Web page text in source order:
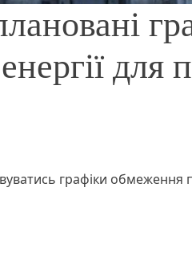
для
графіки обмеження